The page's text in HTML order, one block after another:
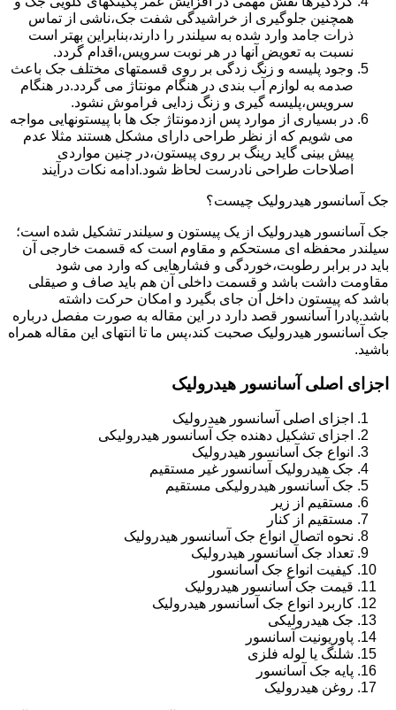
همچنین جلوگیری از خراشیدگی شفت جک،ناشی از تماس
ذرات جامد وارد شده به سیلندر را دارند،بنابراین بهتر است
نسبت به تعویض آنها در هر نوبت سرویس،اقدام گردد.
وجود پلیسه و زنگ زدگی بر روی قسمتهای مختلف جک باعث
صدمه به لوازم آب بندی در هنگام مونتاژ می گردد.در هنگام
سرویس،پلیسه گیری و زنگ زدایی فراموش نشود.
در بسیاری از موارد پس ازدمونتاژ جک ها با پیستونهایی مواجه
می شویم که از نظر طراحی دارای مشکل هستند مثلا عدم
پیش بینی گاید رینگ بر روی پیستون،در چنین مواردی
اصلاحات طراحی نادرست لحاظ شود.ادامه نکات درآیند
جک آسانسور هیدرولیک چیست؟
جک آسانسور هیدرولیک از یک پیستون و سیلندر تشکیل شده است؛
سیلندر محفظه ای مستحکم و مقاوم است که قسمت خارجی آن
باید در برابر رطوبت،خوردگی و فشارهایی که وارد می شود
مقاومت داشت باشد و قسمت داخلی آن هم باید صاف و صیقلی
باشد که پیستون داخل آن جای بگیرد و امکان حرکت داشته
باشد.پادرا آسانسور قصد دارد در این مقاله به صورت مفصل درباره
جک آسانسور هیدرولیک صحبت کند،پس ما تا انتهای این مقاله همراه
باشید.
اجزای اصلی آسانسور هیدرولیک
اجزای اصلی آسانسور هیدرولیک
اجزای تشکیل دهنده جک آسانسور هیدرولیکی
انواع جک آسانسور هیدرولیک
جک هیدرولیک آسانسور غیر مستقیم
جک آسانسور هیدرولیکی مستقیم
مستقیم از زیر
مستقیم از کنار
نحوه اتصال انواع جک آسانسور هیدرولیک
تعداد جک آسانسور هیدرولیک
کیفیت انواع جک آسانسور
قیمت جک آسانسور هیدرولیک
کاربرد انواع جک آسانسور هیدرولیک
جک هیدرولیکی
پاوریونیت آسانسور
شلنگ یا لوله فلزی
پایه جک آسانسور
روغن هیدرولیک